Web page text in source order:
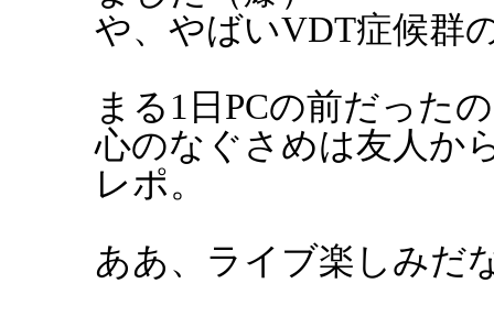
や、やばいVDT症候群
まる1日PCの前だった
心のなぐさめは友人か
レポ。
ああ、ライブ楽しみだ